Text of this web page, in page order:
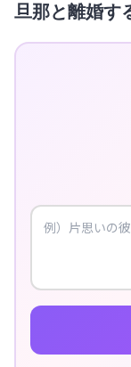
旦那と離婚す